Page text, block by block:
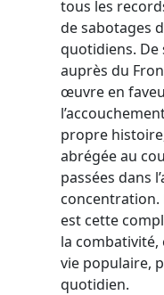
tous les
de sabotages
quotidiens. De
auprès du
œuvre en
propre
abrégée au
passées dans
concentration.
est cette
la combativité,
vie populaire,
quotidien.